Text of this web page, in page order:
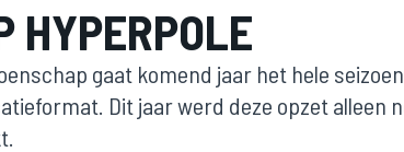
HYPERPOLE
gaat komend jaar het hele
Dit jaar werd deze opzet alleen